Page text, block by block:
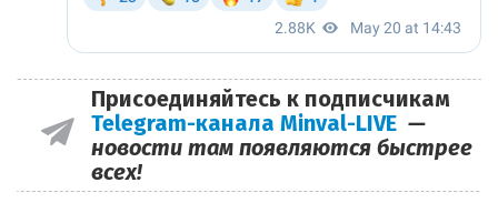
Присоединяйтесь к подписчикам
Telegram-канала Minval-LIVE —
новости там появляются быстрее
всех!